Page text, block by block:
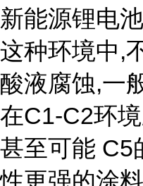
新能源锂电
这种环境中,
酸液腐蚀,一
在C1-C2环
甚至可能 C5
性更强的涂